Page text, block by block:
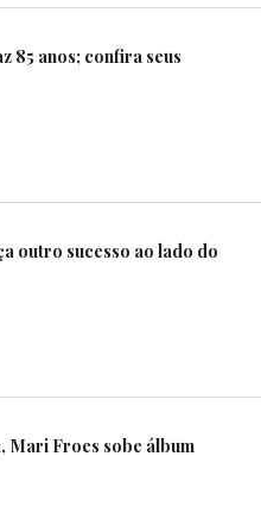
85 anos; confira seus
outro sucesso ao lado do
Mari Froes sobe álbum